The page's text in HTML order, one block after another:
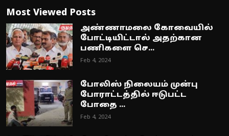
Most Viewed Posts
அண்ணாமலை கோவையில்
போட்டியிட்டால் அதற்கான
பணிகளை செ...
Feb 4, 2024
போலிஸ் நிலையம் முன்பு
போராட்டத்தில் ஈடுபட்ட
போதை ...
Feb 4, 2024